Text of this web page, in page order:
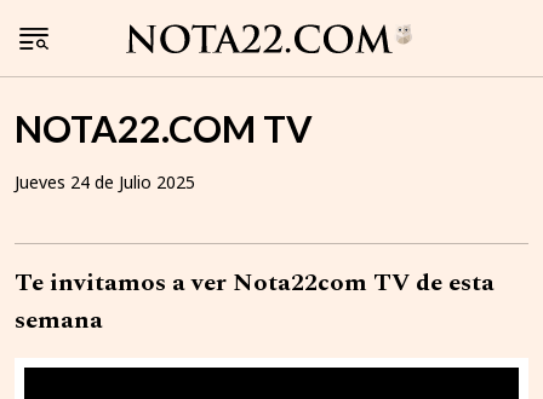
NOTA22.COM TV
Jueves 24 de Julio 2025
Te invitamos a ver Nota22com TV de esta
semana